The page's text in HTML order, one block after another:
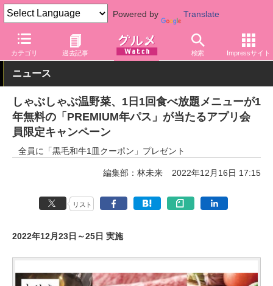
Powered by Translate
カテゴリ 過去記事 検索 Impressサイト
グルメ Watch 店舗 レストラン
ニュース
しゃぶしゃぶ温野菜、1日1回食べ放題メニューが1
年無料の「PREMIUM年パス」が当たるアプリ会
員限定キャンペーン
全員に「黒毛和牛1皿クーポン」プレゼント
編集部：林未来 2022年12月16日 17:15
リスト
2022年12月23日～25日 実施